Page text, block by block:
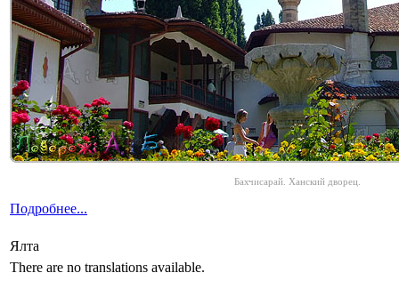
Бахчисарай. Ханский дворец.
Подробнее...
Ялта
There are no translations available.